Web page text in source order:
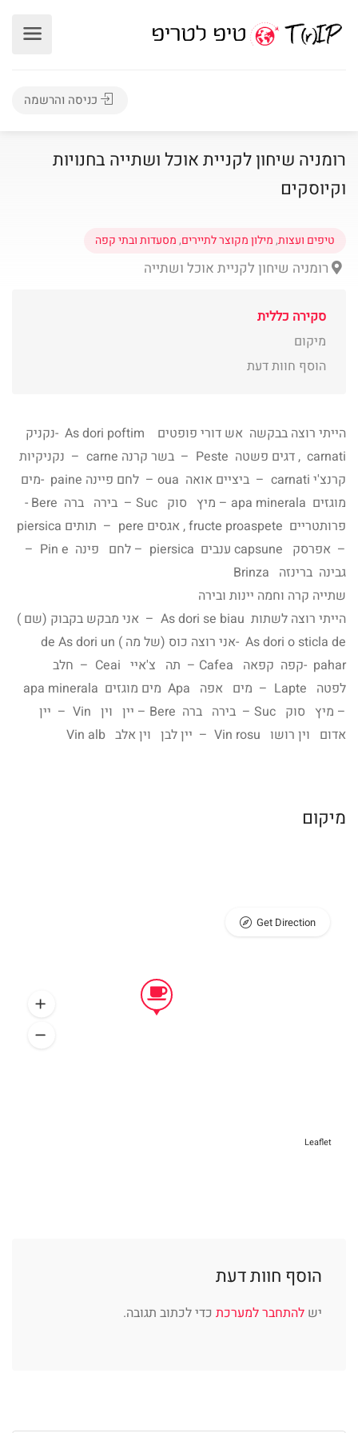
כניסה והרשמה
רומניה שיחון לקניית אוכל ושתייה בחנויות
וקיוסקים
טיפים ועצות,מילון מקוצר לתיירים,מסעדות ובתי קפה
רומניה שיחון לקניית אוכל ושתייה
סקירה כללית
מיקום
הוסף חוות דעת
הייתי רוצה בבקשה אש דורי פופטים As dori poftim -נקניק
carnati , דגים פשטה Peste – בשר קרנה carne – נקניקיות
קרנצ'י carnati – ביציים אואה oua – לחם פיינה paine -מים
מוגזים apa minerala – מיץ סוק Suc – בירה ברה Bere -
– אפרסק capsune ענבים piersica – לחם פינה Pin e –
גבינה ברינזה Brinza
שתייה קרה וחמה יינות ובירה
הייתי רוצה לשתות As dori se biau – אני מבקש בקבוק (שם )
As dori o sticla de -אני רוצה כוס (של מה ) de As dori un
pahar -קפה קפאה Cafea – תה צ'איי Ceai – חלב
לפטה Lapte – מים אפה Apa מים מוגזים apa minerala
– מיץ סוק Suc – בירה ברה Bere – יין וין Vin – יין
אדום וין רושו Vin rosu – יין לבן וין אלב Vin alb
מיקום
Leaflet
Get Direction
הוסף חוות דעת
יש להתחבר למערכת כדי לכתוב תגובה.